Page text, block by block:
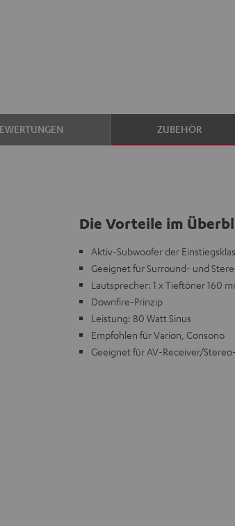
ZUBEHÖR
Die Vorteile im
Aktiv-Subwoofer der
Geeignet für Surround- und
Lautsprecher: 1 x Tieftöner 160
Downfire-Prinzip
Leistung: 80 Watt Sinus
Empfohlen für Varion, Consono
Geeignet für AV-Receiver/